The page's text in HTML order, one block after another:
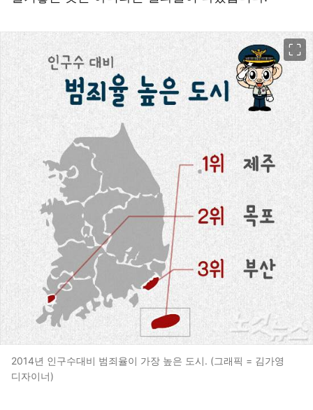
2014년 인구수대비 범죄율이 가장 높은 도시. (그래픽 = 김가영
디자이너)